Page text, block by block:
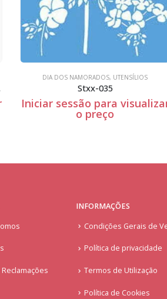
UTENSÍLIOS
St-x-203
Iniciar sessão para
o preço
INFORMAÇÕES
Condições Gerais de
Política de privacidade
Termos de Utilização
Política de Cookies